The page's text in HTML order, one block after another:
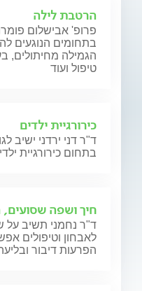
הרטבת לילה
פרופ' אבישלום
בתחומים הנוגעים
הגמילה מחיתולים,
טיפול ועוד
כירורגיית ילדים
ד"ר דני ירדני ישיב
בתחום כירורגיית
חיך ושפה שסועים,
ד"ר נחמני תשיב על
לאבחון וטיפולים
הפרעות דיבור